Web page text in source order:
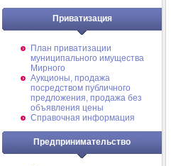
Приватизация
План приватизации
муниципального имущества
Мирного
Аукционы, продажа
посредством публичного
предложения, продажа без
объявления цены
Справочная информация
Предпринимательство